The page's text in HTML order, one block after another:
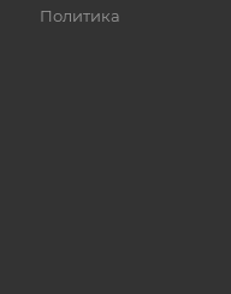
Политика